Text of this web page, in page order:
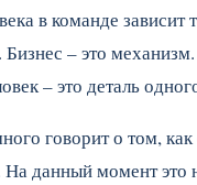
в команде зависит
Бизнес – это
– это деталь
говорит о том, как
данный момент это